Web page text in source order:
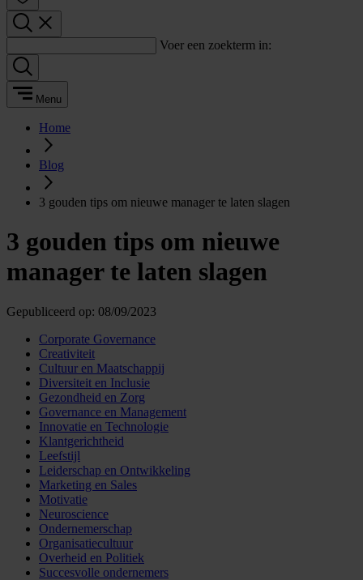
Voer een zoekterm in:
Menu
Home
Blog
3 gouden tips om nieuwe manager te laten slagen
3 gouden tips om nieuwe
manager te laten slagen
Gepubliceerd op: 08/09/2023
Corporate Governance
Creativiteit
Cultuur en Maatschappij
Diversiteit en Inclusie
Gezondheid en Zorg
Governance en Management
Innovatie en Technologie
Klantgerichtheid
Leefstijl
Leiderschap en Ontwikkeling
Marketing en Sales
Motivatie
Neuroscience
Ondernemerschap
Organisatiecultuur
Overheid en Politiek
Succesvolle ondernemers